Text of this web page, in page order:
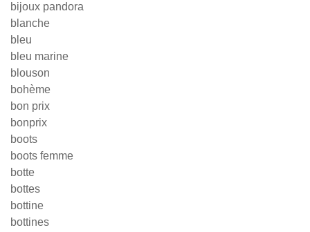
bijoux pandora
blanche
bleu
bleu marine
blouson
bohème
bon prix
bonprix
boots
boots femme
botte
bottes
bottine
bottines